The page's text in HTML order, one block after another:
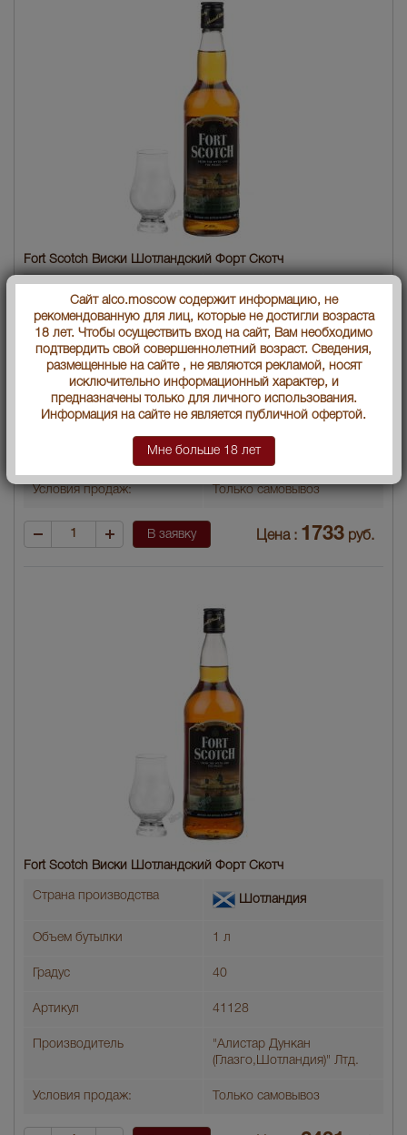
Fort Scotch Виски Шотландский Форт Скотч
Шотландия
Объем бутылки 0.7 л
Градус 40
Артикул 41127
"Алистар Дункан
(Глазго,Шотландия)" Лтд.
Условия продаж: Только самовывоз
В заявку Цена : 1733 руб.
Fort Scotch Виски Шотландский Форт Скотч
Страна производства Шотландия
Объем бутылки 1 л
Градус 40
Артикул 41128
Производитель
"Алистар Дункан
(Глазго,Шотландия)" Лтд.
Условия продаж: Только самовывоз
Сайт alco.moscow содержит информацию, не
рекомендованную для лиц, которые не достигли возраста
18 лет. Чтобы осуществить вход на сайт, Вам необходимо
подтвердить свой совершеннолетний возраст. Сведения,
размещенные на сайте , не являются рекламой, носят
исключительно информационный характер, и
предназначены только для личного использования.
Информация на сайте не является публичной офертой.
Мне больше 18 лет